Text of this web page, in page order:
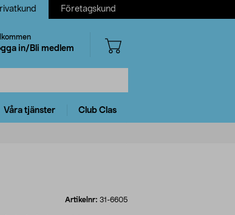
Företagskund
in/Bli medlem
Våra tjänster Club Clas
Artikelnr: 31-6605